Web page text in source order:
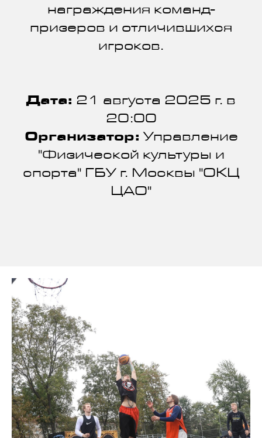
награждения команд-
призеров и отличившихся
игроков.
Дата: 21 августа 2025 г. в
20:00
Организатор: Управление
"Физической культуры и
спорта" ГБУ г. Москвы "ОКЦ
ЦАО"